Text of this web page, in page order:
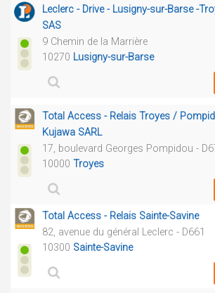
Leclerc - Drive - Lusigny-sur-Barse -
SAS
9 Chemin de la Marrière
10270 Lusigny-sur-Barse
Total Access - Relais Troyes /
Kujawa SARL
17, boulevard Georges Pompidou -
10000 Troyes
Total Access - Relais Sainte-Savine
82, avenue du général Leclerc - D661
10300 Sainte-Savine